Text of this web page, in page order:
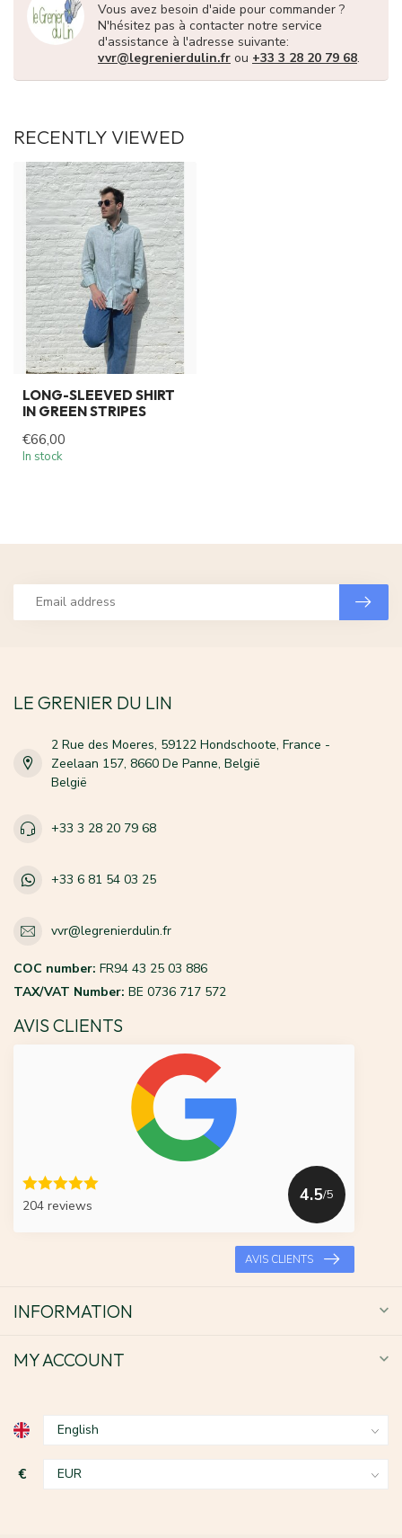
Vous avez besoin d'aide pour commander ?
N'hésitez pas à contacter notre service
d'assistance à l'adresse suivante:
vvr@legrenierdulin.fr ou +33 3 28 20 79 68.
RECENTLY VIEWED
LONG-SLEEVED SHIRT
IN GREEN STRIPES
€66,00
In stock
LE GRENIER DU LIN
2 Rue des Moeres, 59122 Hondschoote, France -
Zeelaan 157, 8660 De Panne, België
België
+33 3 28 20 79 68
+33 6 81 54 03 25
vvr@legrenierdulin.fr
COC number: FR94 43 25 03 886
TAX/VAT Number: BE 0736 717 572
AVIS CLIENTS
204 reviews
4.5/5
AVIS CLIENTS
INFORMATION
MY ACCOUNT
€